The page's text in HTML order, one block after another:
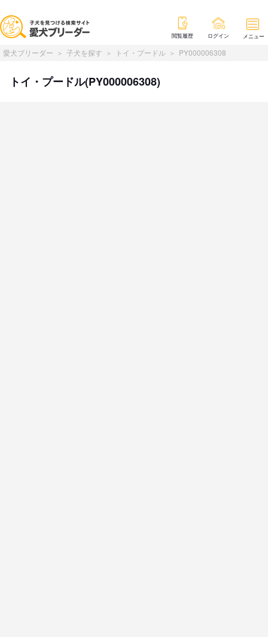
閲覧履歴 ログイン メニュー
愛犬ブリーダー 子犬を探す トイ・プードル PY000006308
トイ・プードル(PY000006308)